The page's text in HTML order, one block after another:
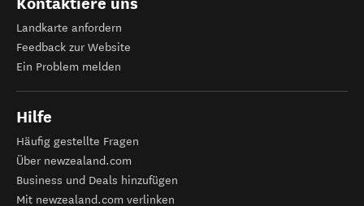
Landkarte anfordern
Feedback zur Website
Ein Problem melden
Hilfe
Häufig gestellte Fragen
Über newzealand.com
Business und Deals hinzufügen
Mit newzealand.com verlinken